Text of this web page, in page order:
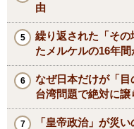
由
繰り返された「そ
たメルケルの16年
なぜ日本だけが「
台湾問題で絶対に譲
「皇帝政治」が災